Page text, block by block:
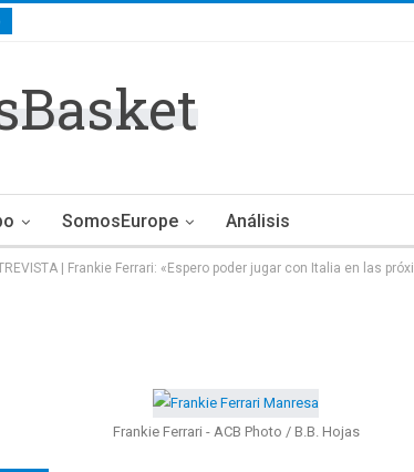
SomosEurope Análisis
| Frankie Ferrari: «Espero poder jugar con Italia en las
Frankie Ferrari - ACB Photo / B.B. Hojas